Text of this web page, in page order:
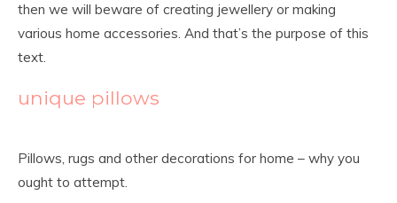
then we will beware of creating jewellery or making
various home accessories. And that’s the purpose of this
text.
unique pillows
Pillows, rugs and other decorations for home – why you
ought to attempt.